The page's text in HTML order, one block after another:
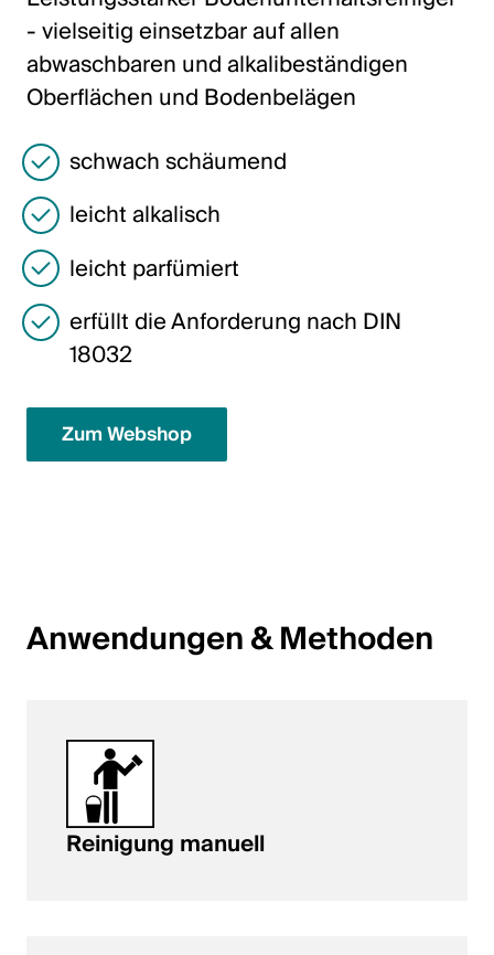
Italiano
English
Deutsch
English
Deutschland
Deutsch
English
Schweden
Polski
- vielseitig einsetzbar auf allen
abwaschbaren und alkalibeständigen
Oberflächen und Bodenbelägen
schwach schäumend
leicht alkalisch
leicht parfümiert
erfüllt die Anforderung nach DIN
18032
Zum Webshop
Anwendungen & Methoden
Reinigung manuell